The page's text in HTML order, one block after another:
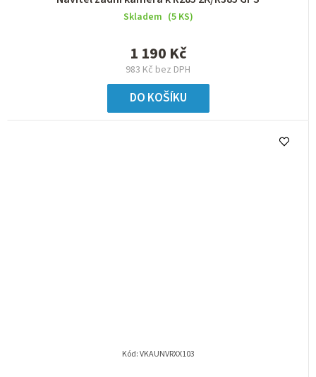
Skladem (5 KS)
983 Kč bez DPH
1 190 Kč
DO KOŠÍKU
Kód:VKAUNVRXX103